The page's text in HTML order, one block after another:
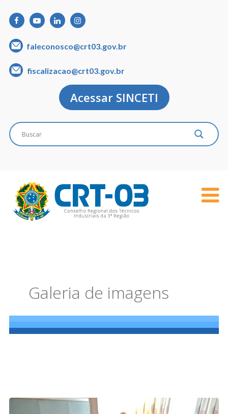
faleconosco@crt03.gov.br
fiscalizacao@crt03.gov.br
Acessar SINCETI
Galeria de imagens